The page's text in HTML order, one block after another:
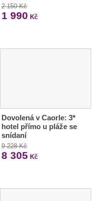
2 150 Kč
1 990 Kč
Dovolená v Caorle: 3*
hotel přímo u pláže se
snídaní
9 228 Kč
8 305 Kč